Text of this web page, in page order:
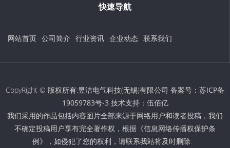
快速导航
网站首页 公司简介 行业资讯 企业动态 联系我们
CopyRight © 版权所有:昱洁电气科技(无锡)有限公司 备案号： 苏ICP备
19059783号-3 技术支持： 伍佰亿
我们采用的作品包括内容图片全部来源于网络用户和读者投稿，我们
不确定投稿用户享有完全著作权，根据《信息网络传播权保护条
例》，如侵犯了您的权利，请联系我站将及时删除。